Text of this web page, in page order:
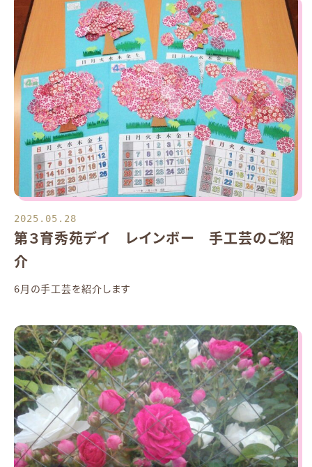
2025.05.28
第３育秀苑デイ レインボー 手工芸のご紹
介
6月の手工芸を紹介します